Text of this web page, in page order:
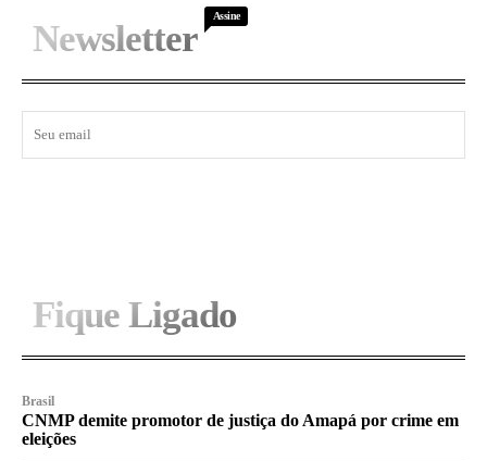
Newsletter
Assine
Fique Ligado
Brasil
CNMP demite promotor de justiça do Amapá por crime em
eleições